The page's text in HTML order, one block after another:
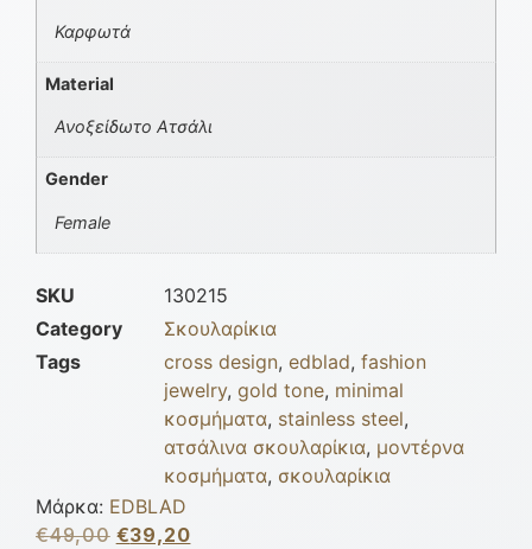
Καρφωτά
Material
Ανοξείδωτο Ατσάλι
Gender
Female
SKU
130215
Category
Σκουλαρίκια
Tags
cross design, edblad, fashion
jewelry, gold tone, minimal
κοσμήματα, stainless steel,
ατσάλινα σκουλαρίκια, μοντέρνα
κοσμήματα, σκουλαρίκια
Μάρκα: EDBLAD
€49,00 €39,20